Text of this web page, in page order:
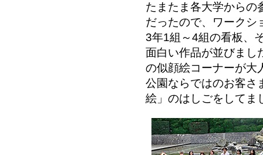
たまたま各大学からの
だったので、ワークシ
3年1組～4組の看板、
面白い作品が並びまし
の似顔絵コーナーが大
公園ならではのお客さ
絵」のはしごをしてま